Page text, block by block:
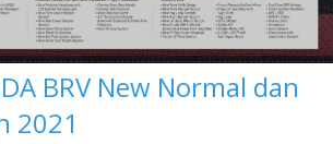
BRV New Normal dan
2021